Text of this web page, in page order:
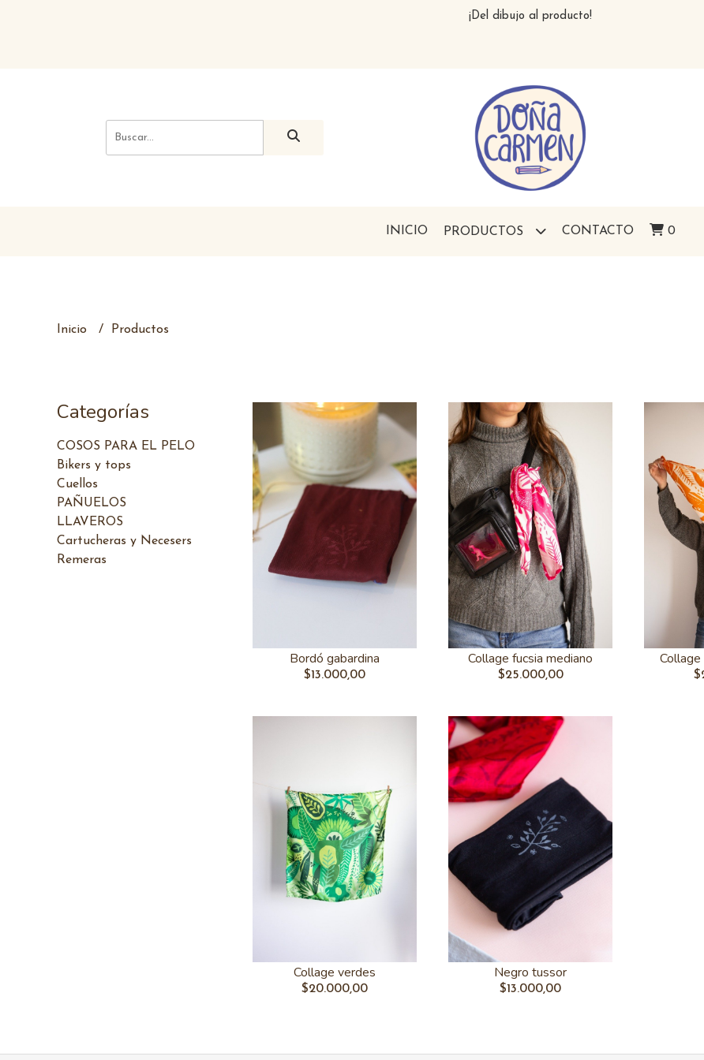
¡Del dibujo al producto!
INICIO PRODUCTOS CONTACTO 0
Inicio Productos
Categorías
COSOS PARA EL PELO
Bikers y tops
Cuellos
PAÑUELOS
LLAVEROS
Cartucheras y Necesers
Remeras
Bordó gabardina
$13.000,00
Collage fucsia mediano
$25.000,00
Collage
Collage verdes
$20.000,00
Negro tussor
$13.000,00